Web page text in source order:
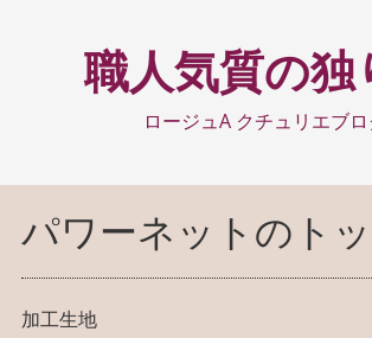
職人気質の独
ロージュA クチュリエブ
パワーネットのト
加工生地